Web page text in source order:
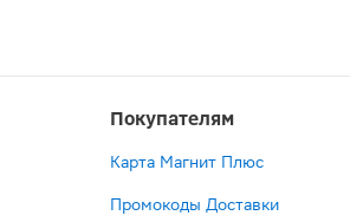
Покупателям
Карта Магнит Плюс
Промокоды Доставки